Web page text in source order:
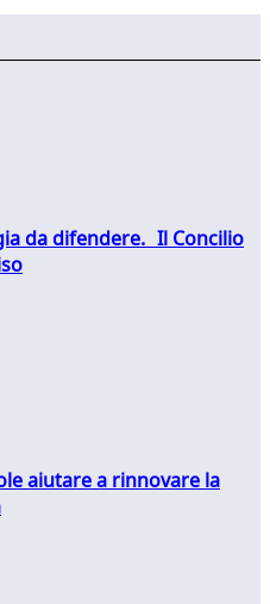
da difendere. Il Concilio
aiutare a rinnovare la